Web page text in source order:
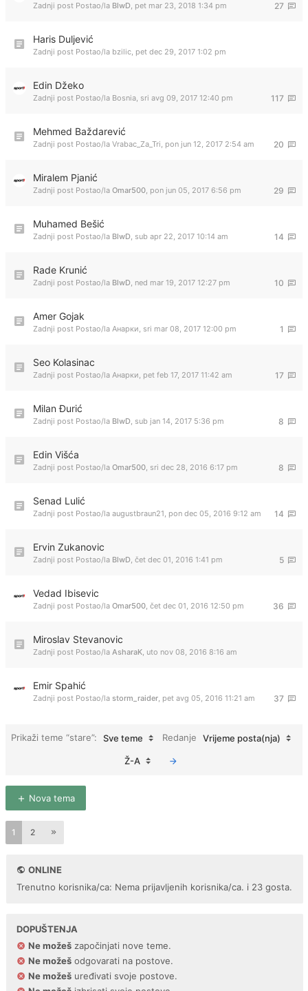
27
Zadnji post Postao/la BlwD, pet mar 23, 2018 1:34 pm
Haris Duljević
Zadnji post Postao/la bzilic, pet dec 29, 2017 1:02 pm
Edin Džeko
117
Zadnji post Postao/la Bosnia, sri avg 09, 2017 12:40 pm
Mehmed Baždarević
20
Zadnji post Postao/la Vrabac_Za_Tri, pon jun 12, 2017 2:54 am
Miralem Pjanić
29
Zadnji post Postao/la Omar500, pon jun 05, 2017 6:56 pm
Muhamed Bešić
14
Zadnji post Postao/la BlwD, sub apr 22, 2017 10:14 am
Rade Krunić
10
Zadnji post Postao/la BlwD, ned mar 19, 2017 12:27 pm
Amer Gojak
1
Zadnji post Postao/la Анарки, sri mar 08, 2017 12:00 pm
Seo Kolasinac
17
Zadnji post Postao/la Анарки, pet feb 17, 2017 11:42 am
Milan Đurić
8
Zadnji post Postao/la BlwD, sub jan 14, 2017 5:36 pm
Edin Višća
8
Zadnji post Postao/la Omar500, sri dec 28, 2016 6:17 pm
Senad Lulić
14
Zadnji post Postao/la augustbraun21, pon dec 05, 2016 9:12 am
Ervin Zukanovic
5
Zadnji post Postao/la BlwD, čet dec 01, 2016 1:41 pm
Vedad Ibisevic
36
Zadnji post Postao/la Omar500, čet dec 01, 2016 12:50 pm
Miroslav Stevanovic
Zadnji post Postao/la AsharaK, uto nov 08, 2016 8:16 am
Emir Spahić
37
Zadnji post Postao/la storm_raider, pet avg 05, 2016 11:21 am
Prikaži teme “stare”: Sve teme Redanje Vrijeme posta(nja)
Ž-A
Nova tema
1 2
ONLINE
Trenutno korisnika/ca: Nema prijavljenih korisnika/ca. i 23 gosta.
DOPUŠTENJA
Ne možeš započinjati nove teme.
Ne možeš odgovarati na postove.
Ne možeš uređivati svoje postove.